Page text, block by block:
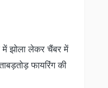
में झोला लेकर चैंबर में
फायरिंग की